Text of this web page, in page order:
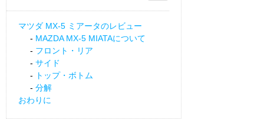
マツダ MX-5 ミアータのレビュー
MAZDA MX-5 MIATAについて
フロント・リア
サイド
トップ・ボトム
分解
おわりに